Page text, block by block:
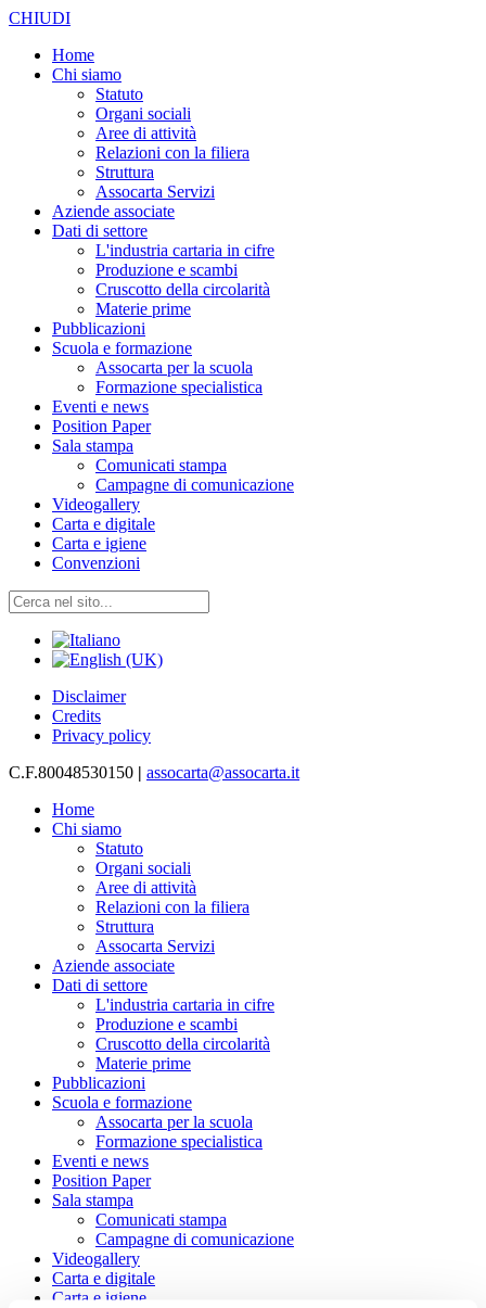
CHIUDI
Home
Chi siamo
Statuto
Organi sociali
Aree di attività
Relazioni con la filiera
Struttura
Assocarta Servizi
Aziende associate
Dati di settore
L'industria cartaria in cifre
Produzione e scambi
Cruscotto della circolarità
Materie prime
Pubblicazioni
Scuola e formazione
Assocarta per la scuola
Formazione specialistica
Eventi e news
Position Paper
Sala stampa
Comunicati stampa
Campagne di comunicazione
Videogallery
Carta e digitale
Carta e igiene
Convenzioni
Disclaimer
Credits
Privacy policy
C.F.80048530150 | assocarta@assocarta.it
Home
Chi siamo
Statuto
Organi sociali
Aree di attività
Relazioni con la filiera
Struttura
Assocarta Servizi
Aziende associate
Dati di settore
L'industria cartaria in cifre
Produzione e scambi
Cruscotto della circolarità
Materie prime
Pubblicazioni
Scuola e formazione
Assocarta per la scuola
Formazione specialistica
Eventi e news
Position Paper
Sala stampa
Comunicati stampa
Campagne di comunicazione
Videogallery
Carta e digitale
Carta e igiene